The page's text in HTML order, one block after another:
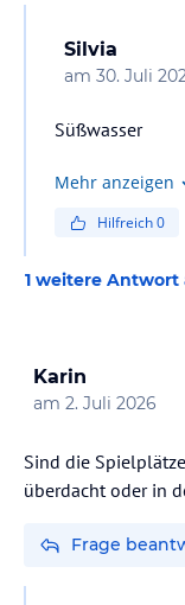
Silvia
am 30. Juli
Süßwasser
Mehr anzeigen
Hilfreich0
1 weitere Antwort
Karin
am 2. Juli 2026
Sind die
überdacht oder in
Frage